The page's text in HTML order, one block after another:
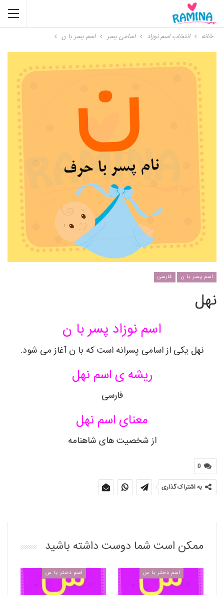
خانه انتخاب اسم نوزاد اسامی پسر اسم پسر با ن
اسم پسر با ن فارسی
نهل
اسم نوزاد پسر با ن
نهل یکی از اسامی پسرانه است که با ن آغاز می شود.
ریشه ی اسم نهل
فارسی
معنای اسم نهل
از شخصیت های شاهنامه
0
به اشتراک گذاری
ممکن است شما دوست داشته باشید
اسم دختر با س اسم دختر با س